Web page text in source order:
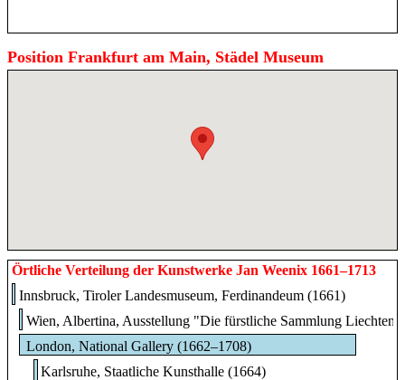
Position Frankfurt am Main, Städel Museum
Örtliche Verteilung der Kunstwerke Jan Weenix 1661–1713
Innsbruck, Tiroler Landesmuseum, Ferdinandeum (1661)
Wien, Albertina, Ausstellung "Die fürstliche Sammlung
London, National Gallery (1662–1708)
Karlsruhe, Staatliche Kunsthalle (1664)